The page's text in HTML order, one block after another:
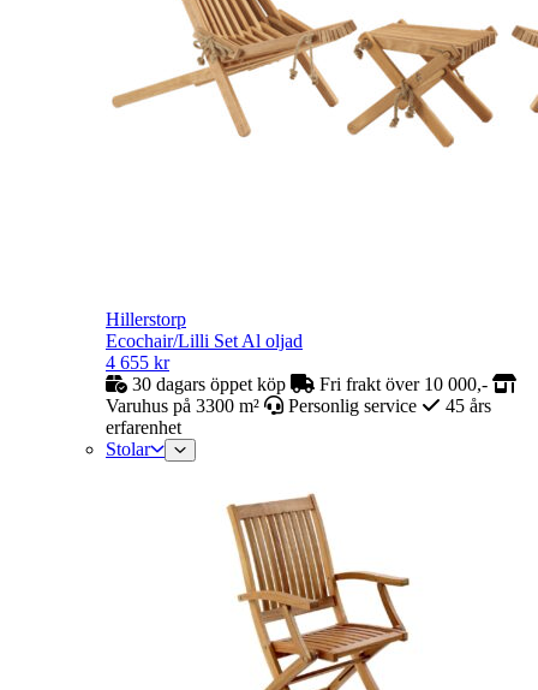
Hillerstorp
Ecochair/Lilli Set Al oljad
4 655 kr
30 dagars öppet köp
Fri frakt över 10 000,-
Varuhus på 3300 m²
Personlig service
45 års
erfarenhet
Stolar